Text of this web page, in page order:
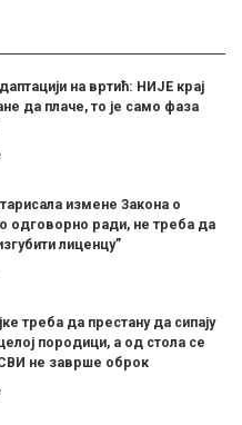
на вртић: НИЈЕ крај
да плаче, то је само фаза
измене Закона о
одговорно ради, не треба да
лиценцу”
треба да престану да сипају
породици, а од стола се
не заврше оброк